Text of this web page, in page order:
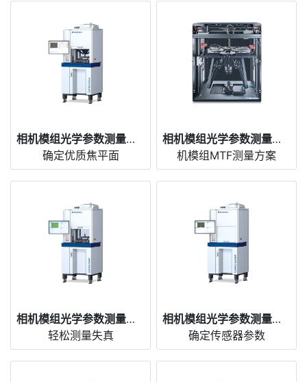
相机模组光学参数测量仪 CamTest Focus
确定优质焦平面
相机模组光学参数测量仪 CamTest Focus OEM
机模组MTF测量方案
相机模组光学参数测量仪 CamTest Chart
轻松测量失真
相机模组光学参数测量仪 CamTest Spectral
确定传感器参数